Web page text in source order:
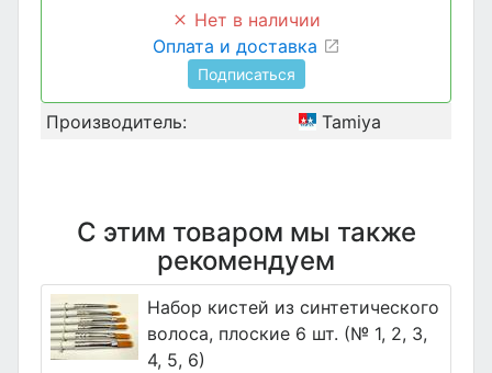
Нет в наличии
Оплата и доставка
Подписаться
Производитель: Tamiya
С этим товаром мы также
рекомендуем
Набор кистей из синтетического
волоса, плоские 6 шт. (№ 1, 2, 3,
4, 5, 6)